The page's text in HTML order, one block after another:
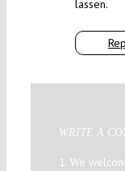
lassen.
WRITE A
1. We